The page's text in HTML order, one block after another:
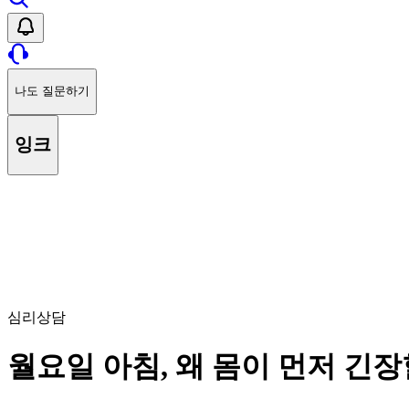
나도 질문하기
잉크
심리상담
월요일 아침, 왜 몸이 먼저 긴